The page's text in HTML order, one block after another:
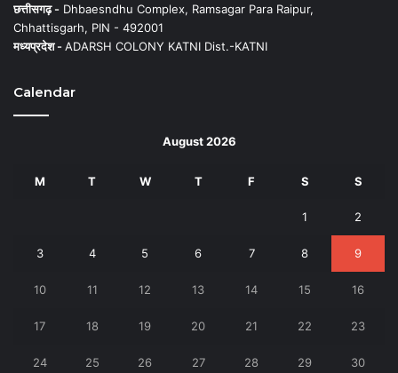
छत्तीसगढ़ - Dhbaesndhu Complex, Ramsagar Para Raipur,
Chhattisgarh, PIN - 492001
मध्यप्रदेश -ADARSH COLONY KATNI Dist.-KATNI
Calendar
August 2026
M T W T F S S
1 2
3 4 5 6 7 8 9
10 11 12 13 14 15 16
17 18 19 20 21 22 23
24 25 26 27 28 29 30